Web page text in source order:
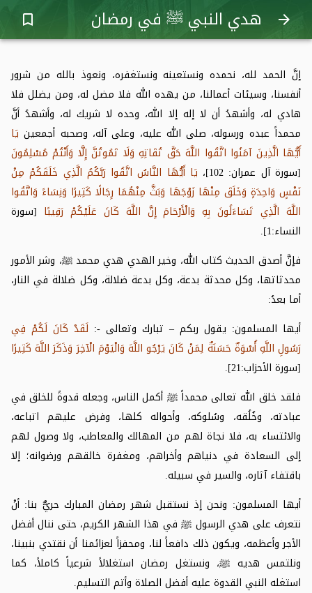
arrow_forward هدي النبي ﷺ في رمضان bookmark_border
إنَّ الحمد لله، نحمده ونستعينه ونستغفره، ونعوذ بالله من شرور
أنفسنا، وسيئات أعمالنا، من يهده الله فلا مضل له، ومن يضلل فلا
هادي له، وأشهدُ أن لا إله إلا الله، وحده لا شريك له، وأشهدُ أنَّ
محمداً عبده ورسوله، صلى الله عليه، وعلى آله، وصحبه أجمعين يَا
أَيُّهَا الَّذِينَ آمَنُوا اتَّقُوا اللَّهَ حَقَّ تُقَاتِهِ وَلَا تَمُوتُنَّ إِلَّا وَأَنْتُمْ مُسْلِمُونَ
[سورة آل عمران: 102]،
يَا أَيُّهَا النَّاسُ اتَّقُوا رَبَّكُمُ الَّذِي خَلَقَكُمْ مِنْ
نَفْسٍ وَاحِدَةٍ وَخَلَقَ مِنْهَا زَوْجَهَا وَبَثَّ مِنْهُمَا رِجَالًا كَثِيرًا وَنِسَاءً وَاتَّقُوا
اللَّهَ الَّذِي تَسَاءَلُونَ بِهِ وَالْأَرْحَامَ إِنَّ اللَّهَ كَانَ عَلَيْكُمْ رَقِيبًا [سورة
النساء:1].
فإنَّ أصدق الحديث كتاب الله، وخير الهدي هدي محمدﷺ، وشر الأمور
محدثاتها، وكل محدثة بدعة، وكل بدعة ضلالة، وكل ضلالة في النار،
أما بعدُ:
أيها المسلمون: يقول ربكم – تبارك وتعالى -: لَقَدْ كَانَ لَكُمْ فِي
رَسُولِ اللَّهِ أُسْوَةٌ حَسَنَةٌ لِمَنْ كَانَ يَرْجُو اللَّهَ وَالْيَوْمَ الْآخِرَ وَذَكَرَ اللَّهَ كَثِيرًا
[سورة الأحزاب:21].
فلقد خلق الله تعالى محمداًﷺ أكمل الناس، وجعله قدوةً للخلق في
عبادته، وخُلُقه، وسُلوكه، وأحواله كلها، وفرض عليهم اتباعه،
والائتساء به، فلا نجاة لهم من المهالك والمعاطب، ولا وصول لهم
إلى السعادة في دنياهم وأخراهم، ومغفرة خالقهم ورضوانه؛ إلا
باقتفاء آثاره، والسير في سبيله.
أيها المسلمون: ونحن إذ نستقبل شهر رمضان المبارك حريٌّ بنا: أنْ
نتعرف على هدي الرسول ﷺفي هذا الشهر الكريم، حتى ننال أفضل
الأجر وأعظمه، ويكون ذلك دافعاً لنا، ومحفزاً لعزائمنا أن نقتدي بنبينا،
ونلتمس هديه ﷺ، ونستغل رمضان استغلالاً شرعياً كاملاً، كما
استغله النبي القدوة عليه أفضل الصلاة وأتم التسليم.